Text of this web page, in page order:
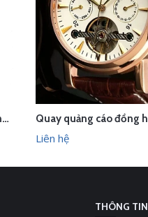
Chụp ảnh sản phẩm hương trầm Hương Xưa - Kính Tâm trong studio Hà Nội LIÊN HỆ
Liên hệ
THÔNG TIN